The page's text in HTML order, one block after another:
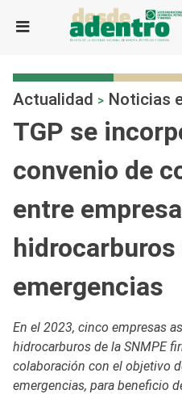
Actualidad > Noticias
TGP se
convenio de
entre
hidrocarburos
emergencias
En el 2023, cinco empresas
hidrocarburos de la SNMPE
colaboración con el objetivo
emergencias, para beneficio